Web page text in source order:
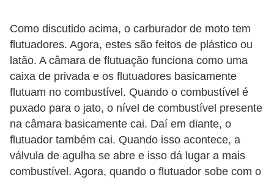
Como discutido acima, o carburador de moto tem
flutuadores. Agora, estes são feitos de plástico ou
latão. A câmara de flutuação funciona como uma
caixa de privada e os flutuadores basicamente
flutuam no combustível. Quando o combustível é
puxado para o jato, o nível de combustível presente
na câmara basicamente cai. Daí em diante, o
flutuador também cai. Quando isso acontece, a
válvula de agulha se abre e isso dá lugar a mais
combustível. Agora, quando o flutuador sobe com o
c
a
l
l
e
m
a
n
u